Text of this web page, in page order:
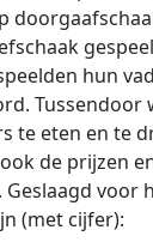
hun
Tussendoor
te eten en te
de prijzen
voor
(met cijfer):